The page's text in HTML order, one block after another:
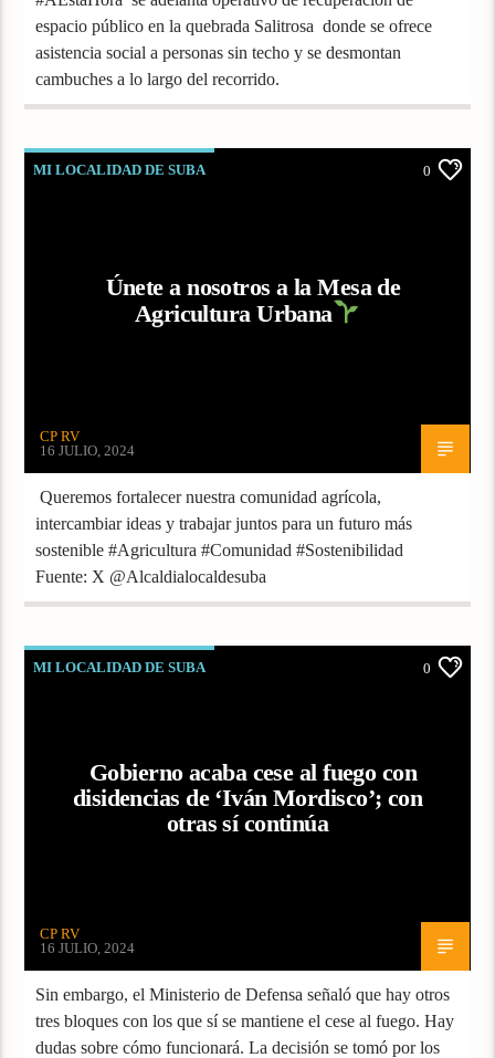
espacio público en la quebrada Salitrosa donde se ofrece
asistencia social a personas sin techo y se desmontan
cambuches a lo largo del recorrido.
MI LOCALIDAD DE SUBA 0
Únete a nosotros a la Mesa de
Agricultura Urbana
CP RV
16 JULIO, 2024
Queremos fortalecer nuestra comunidad agrícola,
intercambiar ideas y trabajar juntos para un futuro más
sostenible #Agricultura #Comunidad #Sostenibilidad
Fuente: X @Alcaldialocaldesuba
MI LOCALIDAD DE SUBA 0
Gobierno acaba cese al fuego con
disidencias de ‘Iván Mordisco’; con
otras sí continúa
CP RV
16 JULIO, 2024
Sin embargo, el Ministerio de Defensa señaló que hay otros
tres bloques con los que sí se mantiene el cese al fuego. Hay
dudas sobre cómo funcionará. La decisión se tomó por los